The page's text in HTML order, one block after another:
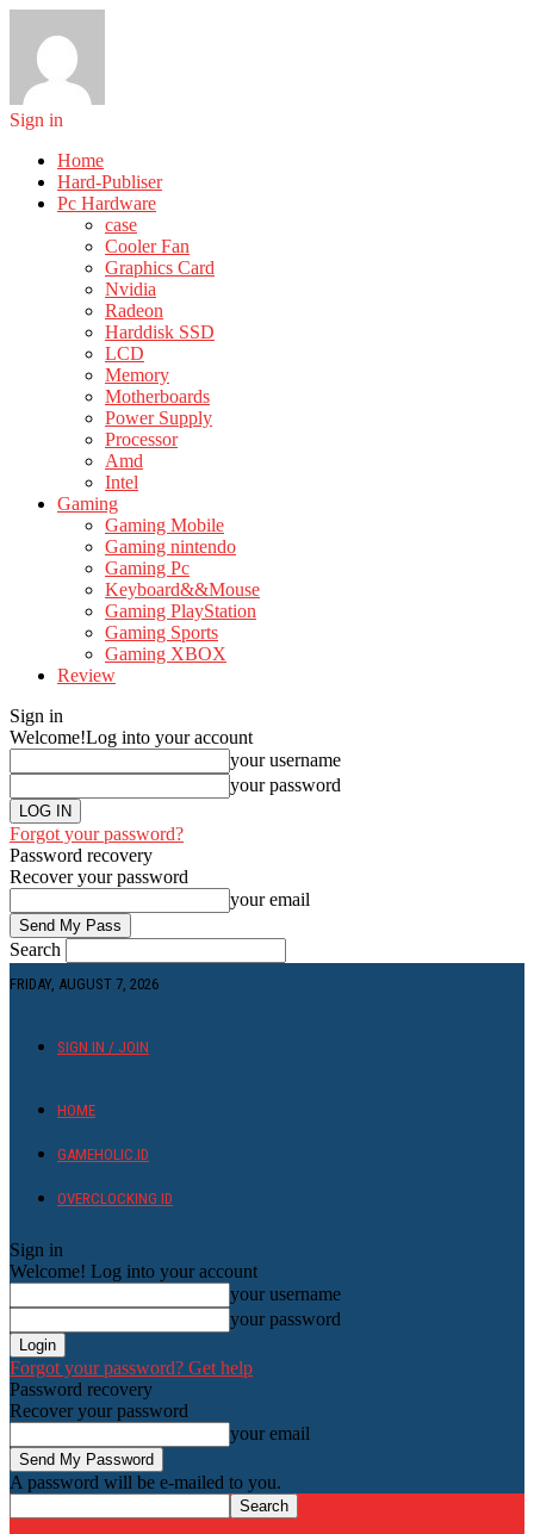
Sign in
Home
Hard-Publiser
Pc Hardware
case
Cooler Fan
Graphics Card
Nvidia
Radeon
Harddisk SSD
LCD
Memory
Motherboards
Power Supply
Processor
Amd
Intel
Gaming
Gaming Mobile
Gaming nintendo
Gaming Pc
Keyboard&&Mouse
Gaming PlayStation
Gaming Sports
Gaming XBOX
Review
Sign in
Welcome!Log into your account
your username
your password
Forgot your password?
Password recovery
Recover your password
your email
Search
FRIDAY, AUGUST 7, 2026
SIGN IN / JOIN
HOME
GAMEHOLIC.ID
OVERCLOCKING ID
Sign in
Welcome! Log into your account
your username
your password
Forgot your password? Get help
Password recovery
Recover your password
your email
A password will be e-mailed to you.